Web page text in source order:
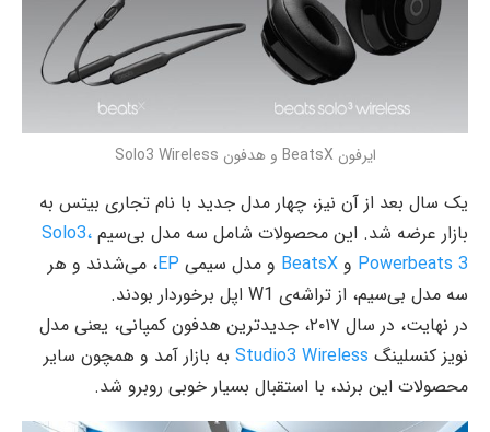
ایرفون BeatsX و هدفون Solo3 Wireless
یک سال بعد از آن نیز، چهار مدل جدید با نام تجاری بیتس به
بازار عرضه شد. این محصولات شامل سه مدل بی‌سیم Solo3،
Powerbeats 3 و BeatsX و مدل سیمی EP، می‌شدند و هر
سه مدل بی‌سیم، از تراشه‌ی W1 اپل برخوردار بودند.
در نهایت، در سال ۲۰۱۷، جدیدترین هدفون کمپانی، یعنی مدل
نویز کنسلینگ Studio3 Wireless به بازار آمد و همچون سایر
محصولات این برند، با استقبال بسیار خوبی روبرو شد.